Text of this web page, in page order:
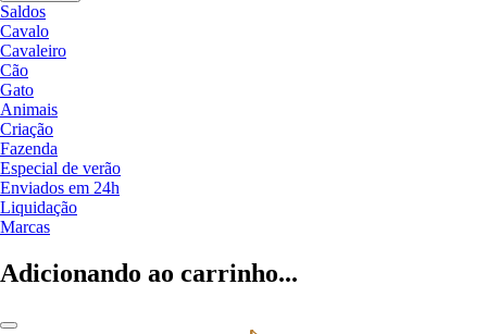
Saldos
Cavalo
Cavaleiro
Cão
Gato
Animais
Criação
Fazenda
Especial de verão
Enviados em 24h
Liquidação
Marcas
Adicionando ao carrinho...